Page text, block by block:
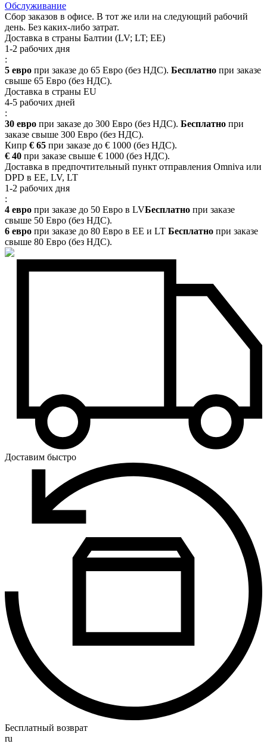
Обслуживание
Сбор заказов в офисе. В тот же или на следующий рабочий
день. Без каких-либо затрат.
Доставка в страны Балтии (LV; LT; EE)
1-2 рабочих дня
:
5 евро при заказе до 65 Евро (без НДС). Бесплатно при заказе
свыше 65 Евро (без НДС).
Доставка в страны EU
4-5 рабочих дней
:
30 евро при заказе до 300 Евро (без НДС). Бесплатно при
заказе свыше 300 Евро (без НДС).
Кипр € 65 при заказе до € 1000 (без НДС).
€ 40 при заказе свыше € 1000 (без НДС).
Доставка в предпочтительный пункт отправления Omniva или
DPD в EE, LV, LT
1-2 рабочих дня
:
4 евро при заказе до 50 Евро в LVБесплатно при заказе
свыше 50 Евро (без НДС).
6 евро при заказе до 80 Евро в EE и LT Бесплатно при заказе
свыше 80 Евро (без НДС).
Доставим быстро
Бесплатный возврат
ru